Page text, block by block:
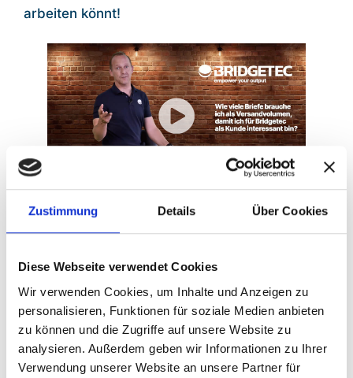
Zustimmung Details Über Cookies
Diese Webseite verwendet Cookies
Wir verwenden Cookies, um Inhalte und Anzeigen zu
personalisieren, Funktionen für soziale Medien anbieten
zu können und die Zugriffe auf unsere Website zu
analysieren. Außerdem geben wir Informationen zu Ihrer
Verwendung unserer Website an unsere Partner für
arbeiten könnt!
05/02/2024
BRIDGETEC GmbH & Co. KG